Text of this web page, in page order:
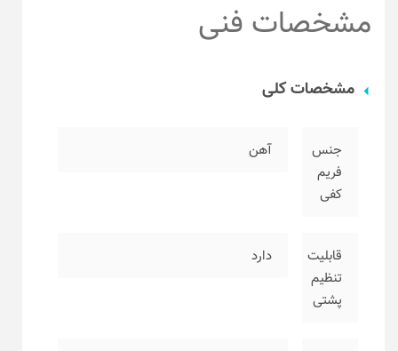
مشخصات فنی
مشخصات کلی
جنس
فریم
کفی
آهن
قابلیت
تنظیم
پشتی
دارد